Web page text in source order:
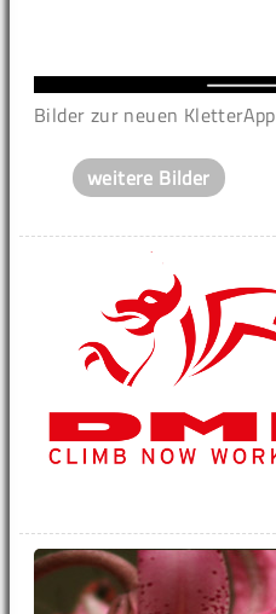
Bilder zur neuen KletterApp
weitere Bilder